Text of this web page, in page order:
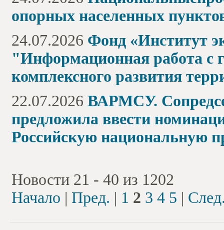
опорных населенных
24.07.2026 Фонд «Институт
"Информационная работа с
комплексного развития
22.07.2026 ВАРМСУ.
предложила ввести
Российскую национальную
Новости 21 - 40 из 1202
Начало | Пред. | 1 2 3 4 5 |